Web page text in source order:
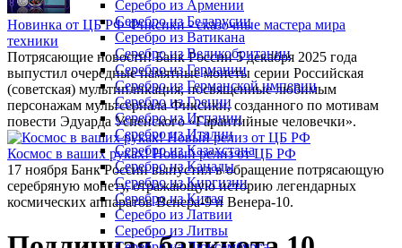
Серебро из Армении
Серебро из Беларусии
Серебро из Ватикана
Серебро из Великобритании
Серебро из Германии
Серебро из Германской империи
Серебро из Греции
Серебро из Испании
Серебро из Италии
Серебро из Казахстана
Серебро из Канады
Серебро из Киргизии
Серебро из Китая
Серебро из Латвии
Серебро из Литвы
Новинка от ЦБ РФ Фиксики - сказочные мастера мира
техники
Потрясающие новости! Банк России 5 декабря 2025 года
выпустил очередные памятные монеты серии Российская
(советская) мультипликация, посвященные любимым
персонажам мультсериала Фиксики, созданного по мотивам
повести Эдуарда Успенского «Гарантийные человечки».
Космос в ваших руках! Новый релиз от ЦБ РФ
17 ноября Банк России выпустил в обращение потрясающую
серебряную монету, отражающую историю легендарных
космических аппаратов Венера-9 и Венера-10.